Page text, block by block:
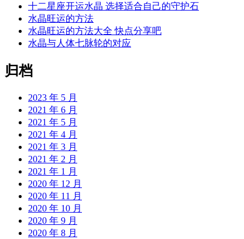
十二星座开运水晶 选择适合自己的守护石
水晶旺运的方法
水晶旺运的方法大全 快点分享吧
水晶与人体七脉轮的对应
归档
2023 年 5 月
2021 年 6 月
2021 年 5 月
2021 年 4 月
2021 年 3 月
2021 年 2 月
2021 年 1 月
2020 年 12 月
2020 年 11 月
2020 年 10 月
2020 年 9 月
2020 年 8 月